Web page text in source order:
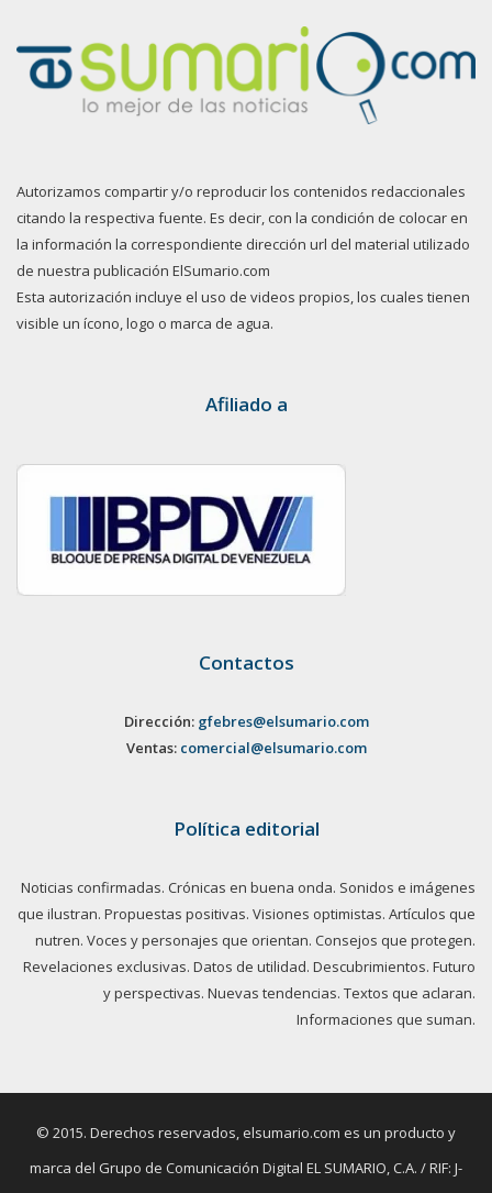
Autorizamos compartir y/o reproducir los contenidos redaccionales
citando la respectiva fuente. Es decir, con la condición de colocar en
la información la correspondiente dirección url del material utilizado
de nuestra publicación ElSumario.com
Esta autorización incluye el uso de videos propios, los cuales tienen
visible un ícono, logo o marca de agua.
Afiliado a
Contactos
Dirección: gfebres@elsumario.com
Ventas: comercial@elsumario.com
Política editorial
Noticias confirmadas. Crónicas en buena onda. Sonidos e imágenes
que ilustran. Propuestas positivas. Visiones optimistas. Artículos que
nutren. Voces y personajes que orientan. Consejos que protegen.
Revelaciones exclusivas. Datos de utilidad. Descubrimientos. Futuro
y perspectivas. Nuevas tendencias. Textos que aclaran.
Informaciones que suman.
© 2015. Derechos reservados, elsumario.com es un producto y
marca del Grupo de Comunicación Digital EL SUMARIO, C.A. / RIF: J-